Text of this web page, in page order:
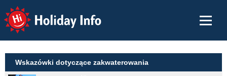
Holiday Info
Wskazówki dotyczące zakwaterowania